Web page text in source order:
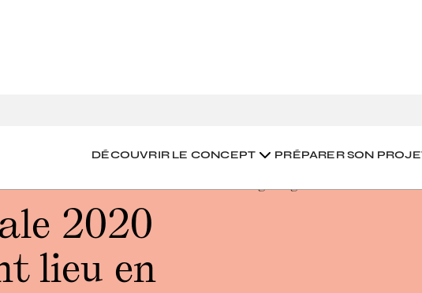
DÉCOUVRIR LE CONCEPT PRÉPARER SON
2020
lieu en